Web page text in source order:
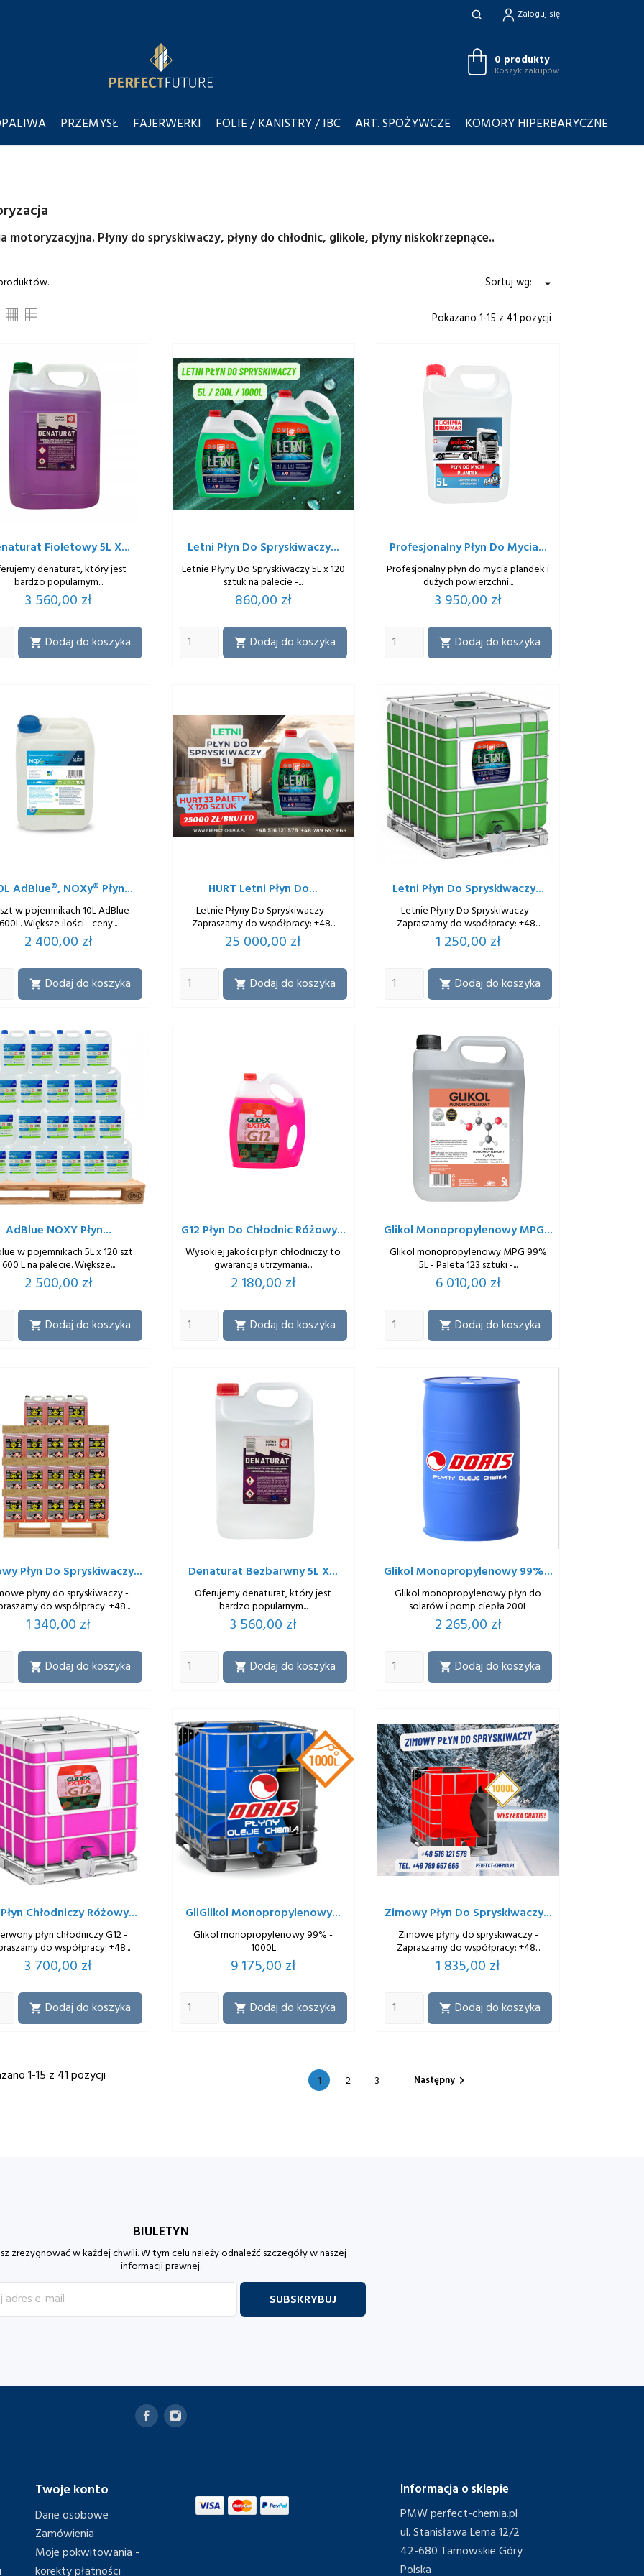
Zaloguj się
0 produkty
Koszyk zakupów
PRZEMYSŁ FAJERWERKI FOLIE / KANISTRY / IBC ART. SPOŻYWCZE KOMORY HIPERBARYCZNE
motoryzacyjna. Płyny do spryskiwaczy, płyny do chłodnic, glikole, płyny niskokrzepnące..
Sortuj wg: 
Pokazano 1-15 z 41 pozycji
Fioletowy 5L X...
denaturat, który jest
bardzo popularnym...
Cena
3 560,00 zł
 Dodaj do koszyka
Letni Płyn Do Spryskiwaczy...
Letnie Płyny Do Spryskiwaczy 5L x 120
sztuk na palecie -...
Cena
860,00 zł
 Dodaj do koszyka
Profesjonalny Płyn Do Mycia...
Profesjonalny płyn do mycia plandek i
dużych powierzchni...
Cena
3 950,00 zł
 Dodaj do koszyka
AdBlue®, NOXy® Płyn...
w pojemnikach 10L AdBlue
600L. Większe ilości - ceny...
Cena
2 400,00 zł
 Dodaj do koszyka
HURT Letni Płyn Do...
Letnie Płyny Do Spryskiwaczy -
Zapraszamy do współpracy: +48...
Cena
25 000,00 zł
 Dodaj do koszyka
Letni Płyn Do Spryskiwaczy...
Letnie Płyny Do Spryskiwaczy -
Zapraszamy do współpracy: +48...
Cena
1 250,00 zł
 Dodaj do koszyka
AdBlue NOXY Płyn...
w pojemnikach 5L x 120 szt
600 L na palecie. Większe...
Cena
2 500,00 zł
 Dodaj do koszyka
G12 Płyn Do Chłodnic Różowy...
Wysokiej jakości płyn chłodniczy to
gwarancja utrzymania...
Cena
2 180,00 zł
 Dodaj do koszyka
Glikol Monopropylenowy MPG...
Glikol monopropylenowy MPG 99%
5L - Paleta 123 sztuki -...
Cena
6 010,00 zł
 Dodaj do koszyka
Płyn Do Spryskiwaczy...
płyny do spryskiwaczy -
do współpracy: +48...
Cena
1 340,00 zł
 Dodaj do koszyka
Denaturat Bezbarwny 5L X...
Oferujemy denaturat, który jest
bardzo popularnym...
Cena
3 560,00 zł
 Dodaj do koszyka
Glikol Monopropylenowy 99%...
Glikol monopropylenowy płyn do
solarów i pomp ciepła 200L
Cena
2 265,00 zł
 Dodaj do koszyka
Chłodniczy Różowy...
płyn chłodniczy G12 -
do współpracy: +48...
Cena
3 700,00 zł
 Dodaj do koszyka
GliGlikol Monopropylenowy...
Glikol monopropylenowy 99% -
1000L
Cena
9 175,00 zł
 Dodaj do koszyka
Zimowy Płyn Do Spryskiwaczy...
Zimowe płyny do spryskiwaczy -
Zapraszamy do współpracy: +48...
Cena
1 835,00 zł
 Dodaj do koszyka
1-15 z 41 pozycji 1 2 3 Następny 
BIULETYN
zrezygnować w każdej chwili. W tym celu należy odnaleźć szczegóły w naszej
informacji prawnej.
Twoje konto
Dane osobowe
Zamówienia
Moje pokwitowania -
korekty płatności
Informacja o sklepie
PMW perfect-chemia.pl
ul. Stanisława Lema 12/2
42-680 Tarnowskie Góry
Polska